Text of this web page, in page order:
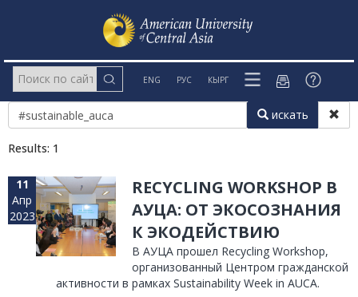
ENG РУС КЫРГ
искать
Results: 1
11
Апр
2023
RECYCLING WORKSHOP В
АУЦА: ОТ ЭКОСОЗНАНИЯ
К ЭКОДЕЙСТВИЮ
В АУЦА прошел Recycling Workshop,
организованный Центром гражданской
активности в рамках Sustainability Week in AUCA.